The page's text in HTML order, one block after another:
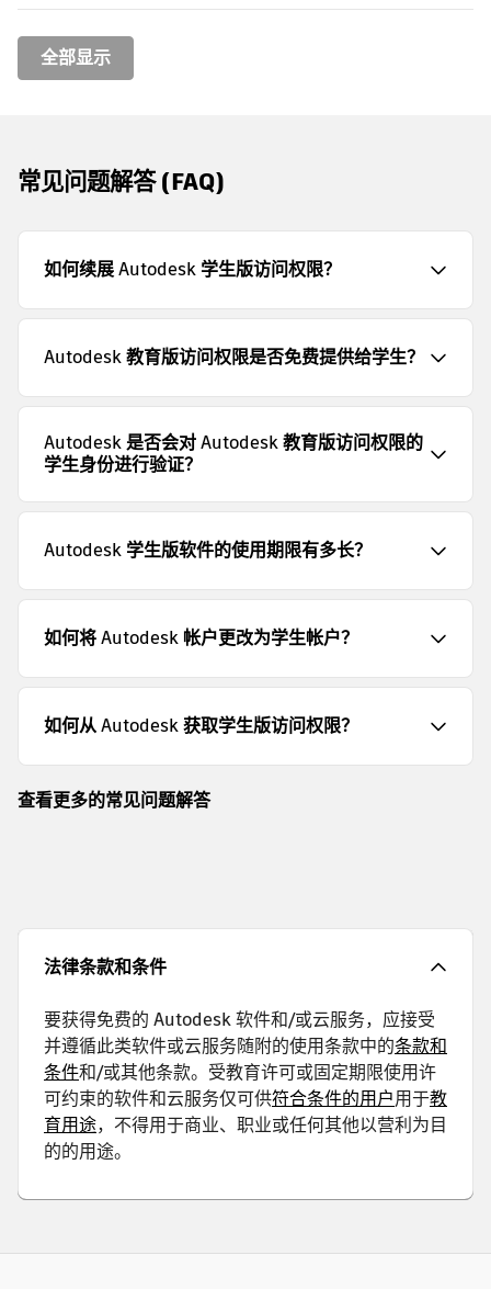
全部显示
常见问题解答 (FAQ)
如何续展 Autodesk 学生版访问权限？
Autodesk 教育版访问权限是否免费提供给学生？
Autodesk 是否会对 Autodesk 教育版访问权限的
学生身份进行验证？
Autodesk 学生版软件的使用期限有多长？
如何将 Autodesk 帐户更改为学生帐户？
如何从 Autodesk 获取学生版访问权限？
查看更多的常见问题解答
法律条款和条件
要获得免费的 Autodesk 软件和/或云服务，应接受
并遵循此类软件或云服务随附的使用条款中的条款和
条件和/或其他条款。受教育许可或固定期限使用许
可约束的软件和云服务仅可供符合条件的用户用于教
育用途，不得用于商业、职业或任何其他以营利为目
的的用途。